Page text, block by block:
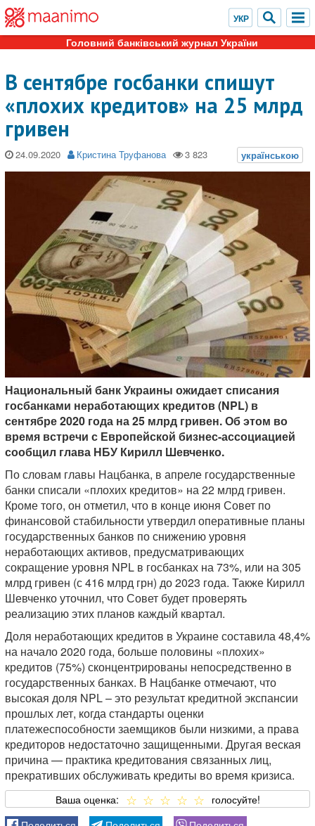
Головний банківський журнал України
В сентябре госбанки спишут
«плохих кредитов» на 25 млрд
гривен
24.09.2020 Кристина Труфанова
Национальный банк Украины ожидает списания
госбанками неработающих кредитов (NPL) в
сентябре 2020 года на 25 млрд гривен. Об этом во
время встречи с Европейской бизнес-ассоциацией
сообщил глава НБУ Кирилл Шевченко.
По словам главы Нацбанка, в апреле государственные
банки списали «плохих кредитов» на 22 млрд гривен.
Кроме того, он отметил, что в конце июня Совет по
финансовой стабильности утвердил оперативные планы
государственных банков по снижению уровня
неработающих активов, предусматривающих
сокращение уровня NPL в госбанках на 73%, или на 305
млрд гривен (с 416 млрд грн) до 2023 года. Также Кирилл
Шевченко уточнил, что Совет будет проверять
реализацию этих планов каждый квартал.
Доля неработающих кредитов в Украине составила 48,4%
на начало 2020 года, больше половины «плохих»
кредитов (75%) сконцентрированы непосредственно в
государственных банках. В Нацбанке отмечают, что
высокая доля NPL – это результат кредитной экспансии
прошлых лет, когда стандарты оценки
платежеспособности заемщиков были низкими, а права
кредиторов недостаточно защищенными. Другая веская
причина — практика кредитования связанных лиц,
прекративших обслуживать кредиты во время кризиса.